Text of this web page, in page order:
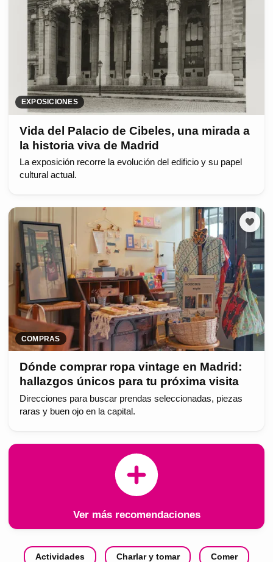
EXPOSICIONES
Vida del Palacio de Cibeles, una mirada a
la historia viva de Madrid
La exposición recorre la evolución del edificio y su papel
cultural actual.
COMPRAS
Dónde comprar ropa vintage en Madrid:
hallazgos únicos para tu próxima visita
Direcciones para buscar prendas seleccionadas, piezas
raras y buen ojo en la capital.
Ver más recomendaciones
Actividades Charlar y tomar Comer